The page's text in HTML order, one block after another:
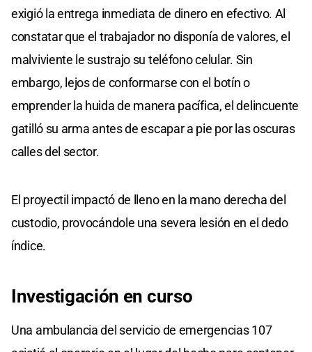
seconds
exigió la entrega inmediata de dinero en efectivo. Al
constatar que el trabajador no disponía de valores, el
malviviente le sustrajo su teléfono celular. Sin
embargo, lejos de conformarse con el botín o
emprender la huida de manera pacífica, el delincuente
gatilló su arma antes de escapar a pie por las oscuras
calles del sector.
El proyectil impactó de lleno en la mano derecha del
custodio, provocándole una severa lesión en el dedo
índice.
Investigación en curso
Una ambulancia del servicio de emergencias 107